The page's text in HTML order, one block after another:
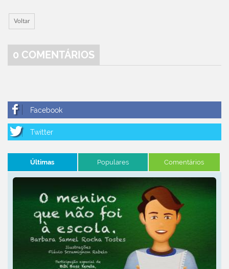
Voltar
0 COMENTÁRIOS
Últimas Populares Comentários